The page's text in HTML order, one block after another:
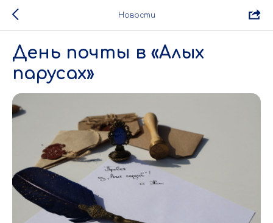
Новости
День почты в «Алых
парусах»